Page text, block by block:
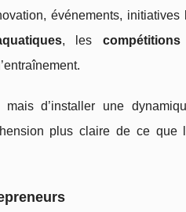
événements, initiatives
, les
mais d’installer une
plus claire de ce que